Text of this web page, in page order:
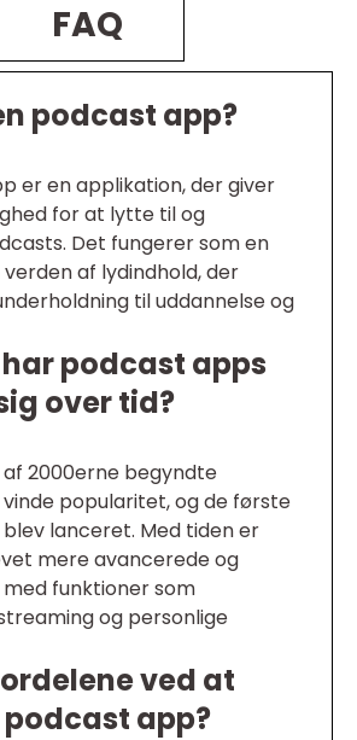
FAQ
podcast app?
er en applikation, der giver
for at lytte til og
Det fungerer som en
af lydindhold, der
til uddannelse og
podcast apps
over tid?
2000erne begyndte
popularitet, og de første
lanceret. Med tiden er
mere avancerede og
funktioner som
og personlige
ved at
app?